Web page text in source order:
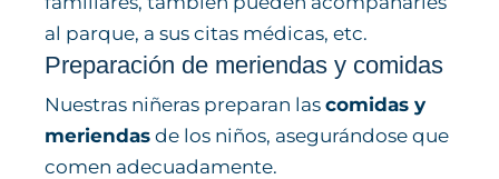
al parque, a sus citas médicas, etc.
Preparación de meriendas y comidas ​
Nuestras niñeras preparan las comidas y
meriendas de los niños, asegurándose que
comen adecuadamente.